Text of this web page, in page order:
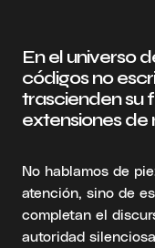
En el universo
códigos no
trascienden su
extensiones de
No hablamos de
atención, sino de
completan el
autoridad